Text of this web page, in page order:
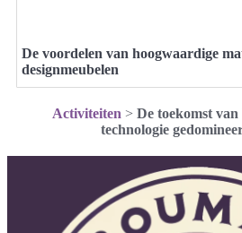
De voordelen van hoogwaardige
designmeubelen
Activiteiten > De toekomst
technologie